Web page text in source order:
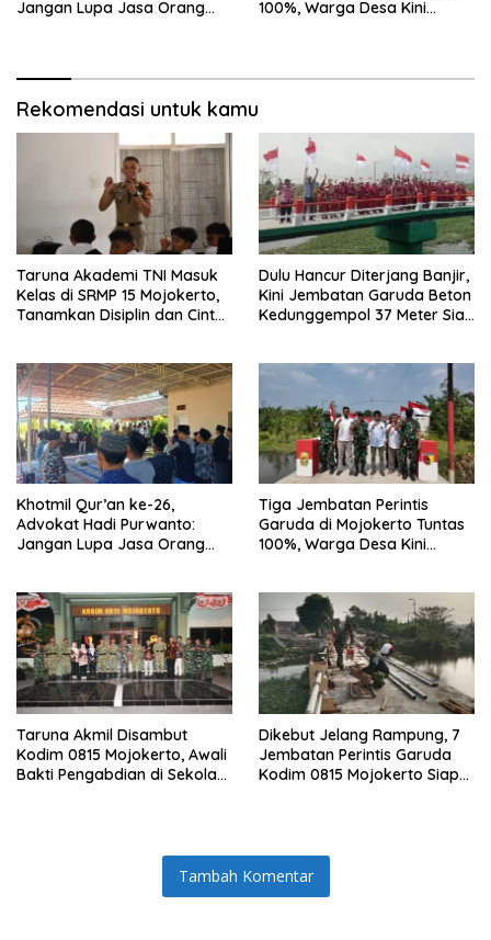
Jangan Lupa Jasa Orang
100%, Warga Desa Kini
Rekomendasi untuk kamu
Taruna Akademi TNI Masuk
Kelas di SRMP 15 Mojokerto,
Tanamkan Disiplin dan Cinta
Dulu Hancur Diterjang Banjir,
Kini Jembatan Garuda Beton
Kedunggempol 37 Meter Siap
Khotmil Qur’an ke-26,
Advokat Hadi Purwanto:
Jangan Lupa Jasa Orang
Tiga Jembatan Perintis
Garuda di Mojokerto Tuntas
100%, Warga Desa Kini
Taruna Akmil Disambut
Kodim 0815 Mojokerto, Awali
Bakti Pengabdian di Sekolah
Dikebut Jelang Rampung, 7
Jembatan Perintis Garuda
Kodim 0815 Mojokerto Siap
Tambah Komentar